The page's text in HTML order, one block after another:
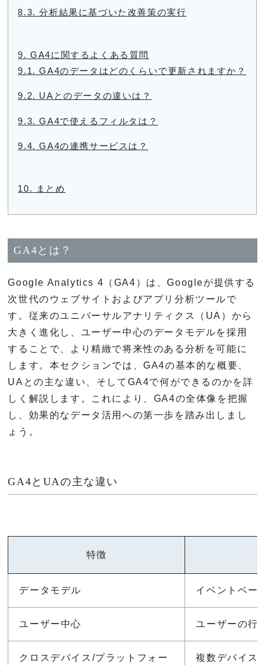
8.3. 分析結果に基づいた改善策の実行
9. GA4に関するよくある質問
9.1. GA4のデータはどのくらいで更新されますか？
9.2. UAとのデータの違いは？
9.3. GA4で使えるフィルタは？
9.4. GA4の連携サービスは？
10. まとめ
GA4とは？
Google Analytics 4（GA4）は、Googleが提供する
次世代のウェブサイトおよびアプリ分析ツールで
す。従来のユニバーサルアナリティクス（UA）から
大きく進化し、ユーザー中心のデータモデルを採用
することで、より精緻で将来性のある分析を可能に
します。本セクションでは、GA4の基本的な概要、
UAとの主な違い、そしてGA4で何ができるのかを詳
しく解説します。これにより、GA4の全体像を把握
し、効果的なデータ活用への第一歩を踏み出しまし
ょう。
GA4とUAの主な違い
特徴
データモデル イベントベー
ユーザー中心 ユーザーの行
クロスデバイス/プラットフォー
複数デバイス